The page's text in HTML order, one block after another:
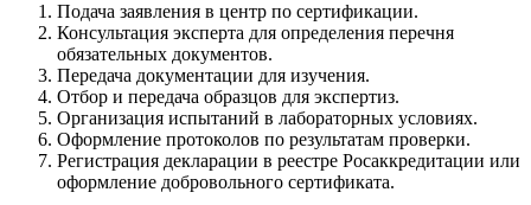
Подача заявления в центр по сертификации.
Консультация эксперта для определения перечня
обязательных документов.
Передача документации для изучения.
Отбор и передача образцов для экспертиз.
Организация испытаний в лабораторных условиях.
Оформление протоколов по результатам проверки.
Регистрация декларации в реестре Росаккредитации или
оформление добровольного сертификата.